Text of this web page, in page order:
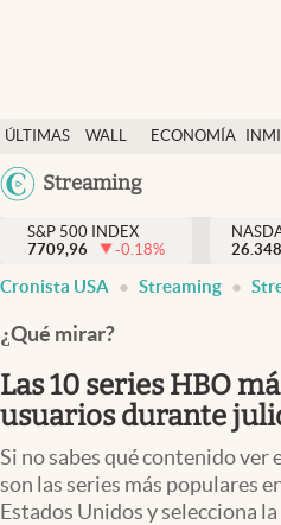
ÚLTIMAS
NOTICIAS
WALL
DÓLAR
ECONOMÍA
Streaming
Finanzas y economía
Wall Street y dólar
Inmigración
Espiritual
Streaming
S&P 500 INDEX
7709,96
-0.18%
Cronista USA Streaming
¿Qué mirar?
Las 10 series HBO
usuarios durante
Si no sabes qué contenido ver
son las series más populares
Estados Unidos y selecciona